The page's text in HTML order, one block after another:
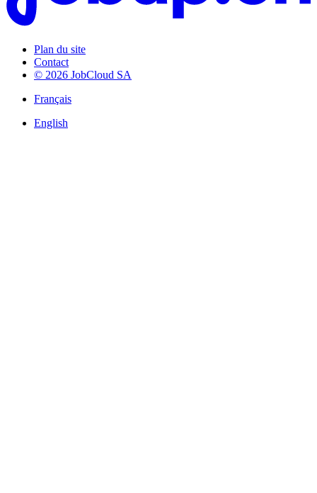
Plan du site
Contact
© 2026 JobCloud SA
Français
English